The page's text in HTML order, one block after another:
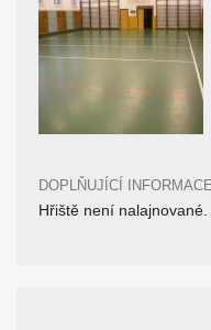
DOPLŇUJÍCÍ INFORMACE
Hřiště není nalajnované.